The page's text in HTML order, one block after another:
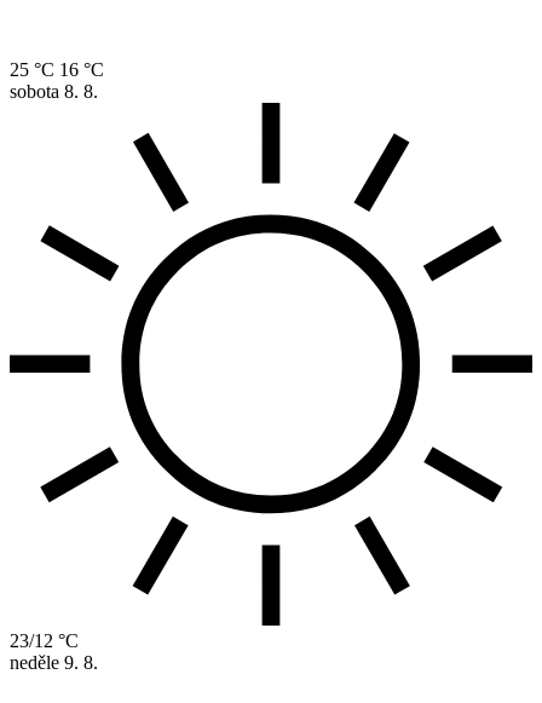
25 °C 16 °C
sobota 8. 8.
23/12 °C
neděle 9. 8.